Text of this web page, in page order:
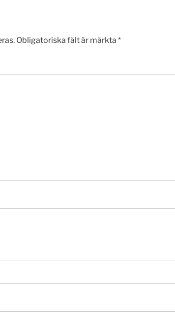
Obligatoriska fält är märkta *